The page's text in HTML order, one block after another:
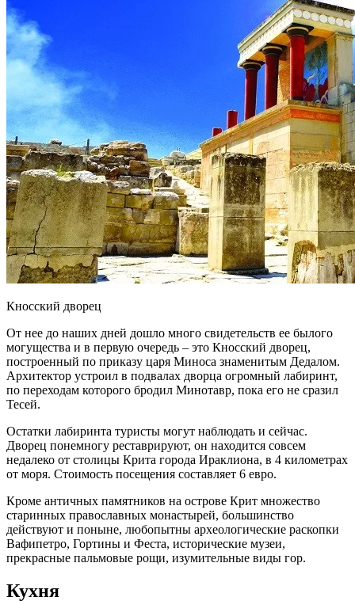
Кносский дворец
От нее до наших дней дошло много свидетельств ее былого
могущества и в первую очередь – это Кносский дворец,
построенный по приказу царя Миноса знаменитым Дедалом.
Архитектор устроил в подвалах дворца огромный лабиринт,
по переходам которого бродил Минотавр, пока его не сразил
Тесей.
Остатки лабиринта туристы могут наблюдать и сейчас.
Дворец понемногу реставрируют, он находится совсем
недалеко от столицы Крита города Ираклиона, в 4 километрах
от моря. Стоимость посещения составляет 6 евро.
Кроме античных памятников на острове Крит множество
старинных православных монастырей, большинство
действуют и поныне, любопытны археологические раскопки
Вафипетро, Гортины и Феста, исторические музеи,
прекрасные пальмовые рощи, изумительные виды гор.
Кухня